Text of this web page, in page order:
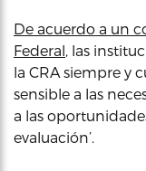
De acuerdo a un
Federal, las
la CRA siempre y
sensible a las
a las
evaluación’.